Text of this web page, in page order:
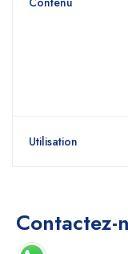
Utilisation
Contactez-